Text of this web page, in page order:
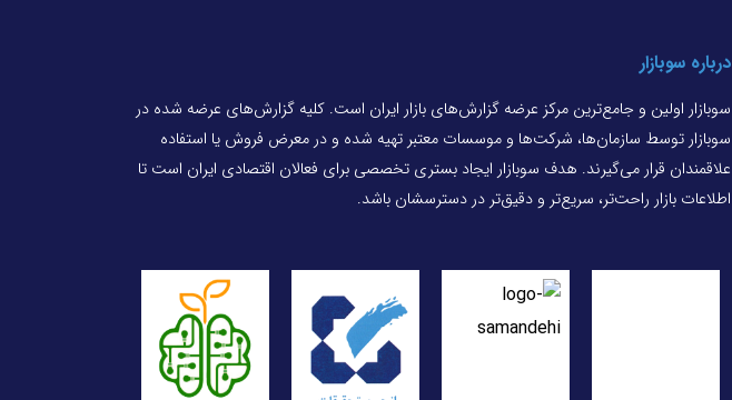
درباره سوبازار
سوبازار اولین و جامع‌ترین مرکز عرضه گزارش‌های بازار ایران است. کلیه گزارش‌های عرضه شده در
سوبازار توسط سازمان‌ها، شرکت‌ها و موسسات معتبر تهیه شده و در معرض فروش یا استفاده
علاقمندان قرار می‌گیرند. هدف سوبازار ایجاد بستری تخصصی برای فعالان اقتصادی ایران است تا
اطلاعات بازار راحت‌تر، سریع‌تر و دقیق‌تر در دسترسشان باشد.